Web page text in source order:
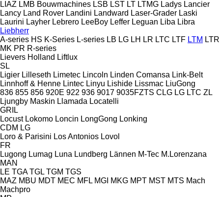
LIAZ LMB Bouwmachines LSB LST LT LTMG Ladys Lancier
Lancy Land Rover Landini Landward Laser-Grader Laski
Laurini Layher Lebrero LeeBoy Leffer Leguan Liba Libra
Liebherr
A-series HS K-Series L-series LB LG LH LR LTC LTF LTM LTR
MK PR R-series
Lievers Holland Liftlux
SL
Ligier Lilleseth Limetec Lincoln Linden Comansa Link-Belt
Linnhoff & Henne Lintec Linyu Lishide Lissmac LiuGong
836 855 856 920E 922 936 9017 9035FZTS CLG LG LTC ZL
Ljungby Maskin Llamada Locatelli
GRIL
Locust Lokomo Loncin LongGong Lonking
CDM LG
Loro & Parisini Los Antonios Lovol
FR
Lugong Lumag Luna Lundberg Lännen M-Tec M.Lorenzana
MAN
LE TGA TGL TGM TGS
MAZ MBU MDT MEC MFL MGI MKG MPT MST MTS Mach
Machpro